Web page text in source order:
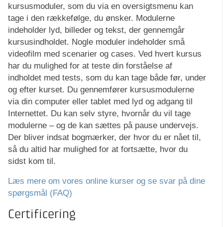
kursusmoduler, som du via en oversigtsmenu kan
tage i den rækkefølge, du ønsker. Modulerne
indeholder lyd, billeder og tekst, der gennemgår
kursusindholdet. Nogle moduler indeholder små
videofilm med scenarier og cases. Ved hvert kursus
har du mulighed for at teste din forståelse af
indholdet med tests, som du kan tage både før, under
og efter kurset. Du gennemfører kursusmodulerne
via din computer eller tablet med lyd og adgang til
Internettet. Du kan selv styre, hvornår du vil tage
modulerne – og de kan sættes på pause undervejs.
Der bliver indsat bogmærker, der hvor du er nået til,
så du altid har mulighed for at fortsætte, hvor du
sidst kom til.
Læs mere om vores online kurser og se svar på dine
spørgsmål (FAQ)
Certificering